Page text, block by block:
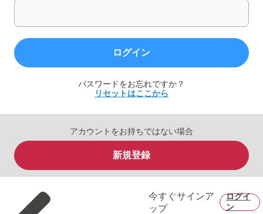
ログイン
パスワードをお忘れですか？
リセットはここから
アカウントをお持ちではない場合
新規登録
今すぐサインア
ップ
ログイ
ン